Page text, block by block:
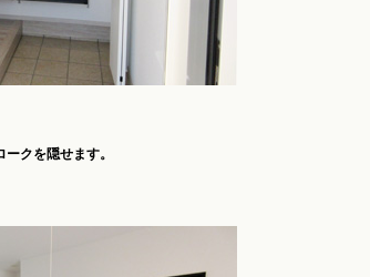
クを隠せます。